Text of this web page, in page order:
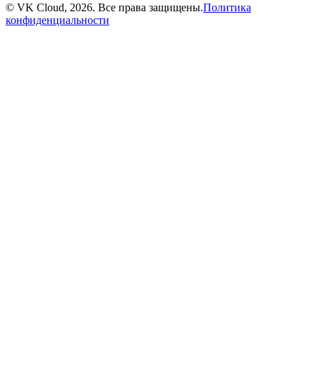
© VK Cloud, 2026. Все права защищены.Политика
конфиденциальности